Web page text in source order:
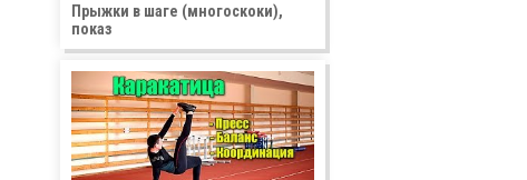
Прыжки в шаге (многоскоки),
показ